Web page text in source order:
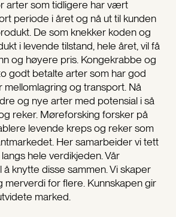
arter som tidligere har vært
periode i året og nå ut til kunden
De som knekker koden og
i levende tilstand, hele året, vil få
og høyere pris. Kongekrabbe og
godt betalte arter som har god
mellomlagring og transport. Nå
og nye arter med potensial i så
reker. Møreforsking forsker på
levende kreps og reker som
Her samarbeider vi tett
hele verdikjeden. Vår
å knytte disse sammen. Vi skaper
merverdi for flere. Kunnskapen gir
marked.